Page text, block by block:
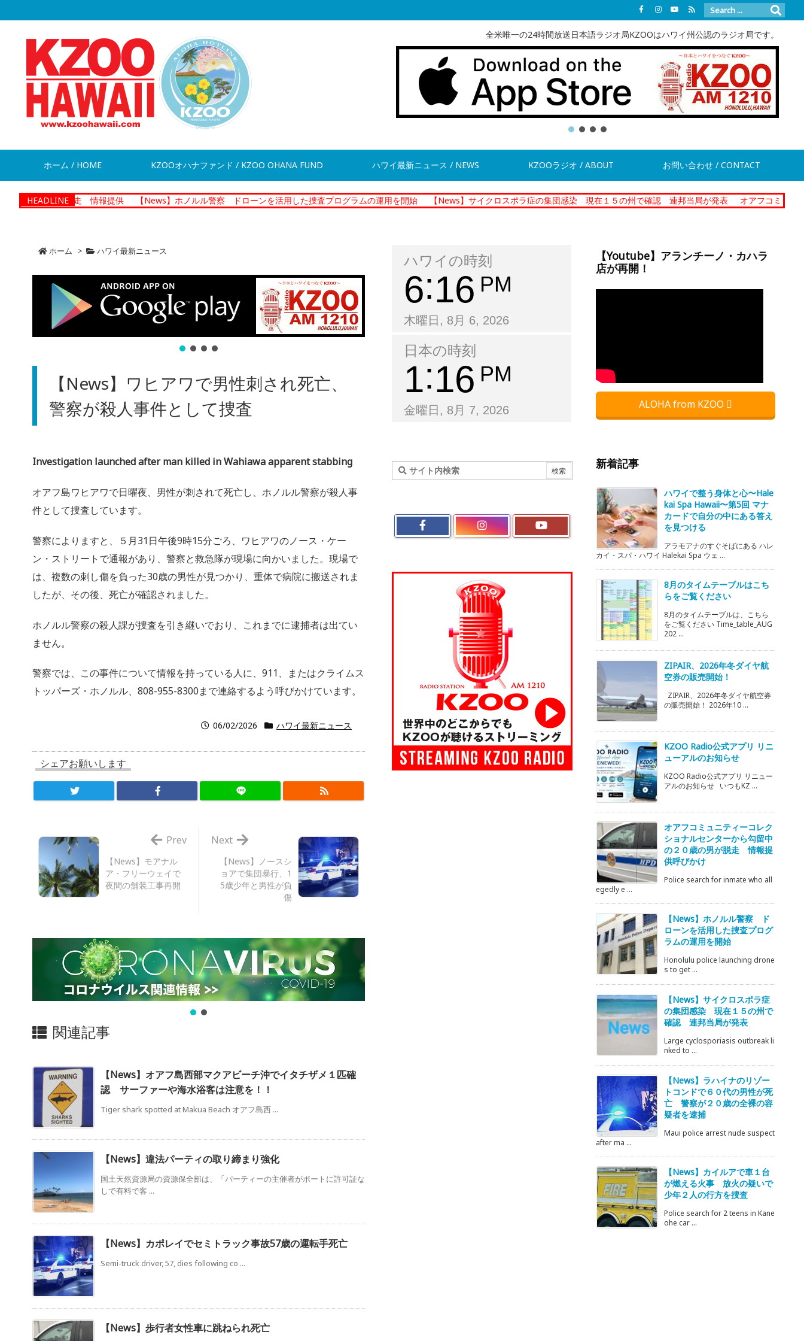
全米唯一の24時間放送日本語ラジオ局KZOOはハワイ州公認のラジオ局です。
ホーム / HOME KZOOオハナファンド / KZOO OHANA FUND ハワイ最新ニュース / NEWS KZOOラジオ / ABOUT お問い合わせ / CONTACT
HEADLINE
が脱走 情報提供 【News】ホノルル警察 ドローンを活用した捜査プログラムの運用を開始 【News】サイクロスポラ症の集団感染 現在１５の州で確認 連邦当局が発表 オアフコミュニティーコレク
ホーム > ハワイ最新ニュース
【News】ワヒアワで男性刺され死亡、
警察が殺人事件として捜査
Investigation launched after man killed in Wahiawa apparent stabbing
オアフ島ワヒアワで日曜夜、男性が刺されて死亡し、ホノルル警察が殺人事
件として捜査しています。
警察によりますと、５月31日午後9時15分ごろ、ワヒアワのノース・ケー
ン・ストリートで通報があり、警察と救急隊が現場に向かいました。現場で
は、複数の刺し傷を負った30歳の男性が見つかり、重体で病院に搬送されま
したが、その後、死亡が確認されました。
ホノルル警察の殺人課が捜査を引き継いでおり、これまでに逮捕者は出てい
ません。
警察では、この事件について情報を持っている人に、911、またはクライムス
トッパーズ・ホノルル、808-955-8300まで連絡するよう呼びかけています。
06/02/2026 ハワイ最新ニュース
シェアお願いします
【News】ノースシ
ョアで集団暴行、1
5歳少年と男性が負
傷
Next
【News】モアナル
ア・フリーウェイで
夜間の舗装工事再開
Prev
関連記事
【News】オアフ島西部マクアビーチ沖でイタチザメ１匹確
認 サーファーや海水浴客は注意を！！
Tiger shark spotted at Makua Beach オアフ島西 ...
【News】違法パーティの取り締まり強化
国土天然資源局の資源保全部は、「パーティーの主催者がボートに許可証な
しで有料で客 ...
【News】カポレイでセミトラック事故57歳の運転手死亡
Semi-truck driver, 57, dies following co ...
【News】歩行者女性車に跳ねられ死亡
ハワイの時刻
6 16 PM
木曜日, 8月 6, 2026
日本の時刻
1 16 PM
金曜日, 8月 7, 2026
【Youtube】アランチーノ・カハラ
店が再開！
ALOHA from KZOO
新着記事
ハワイで整う身体と心〜Hale
kai Spa Hawaii〜第5回 マナ
カードで自分の中にある答え
を見つける
アラモアナのすぐそばにある ハレ
カイ・スパ・ハワイ Halekai Spa ウェ ...
8月のタイムテーブルはこち
らをご覧ください
8月のタイムテーブルは、こちら
をご覧ください Time_table_AUG
202 ...
ZIPAIR、2026年冬ダイヤ航
空券の販売開始！
ZIPAIR、2026年冬ダイヤ航空券
の販売開始！ 2026年10 ...
KZOO Radio公式アプリ リニ
ューアルのお知らせ
KZOO Radio公式アプリ リニュー
アルのお知らせ いつもKZ ...
オアフコミュニティーコレク
ショナルセンターから勾留中
の２０歳の男が脱走 情報提
供呼びかけ
Police search for inmate who all
egedly e ...
【News】ホノルル警察 ド
ローンを活用した捜査プログ
ラムの運用を開始
Honolulu police launching drone
s to get ...
【News】サイクロスポラ症
の集団感染 現在１５の州で
確認 連邦当局が発表
Large cyclosporiasis outbreak li
nked to ...
【News】ラハイナのリゾー
トコンドで６０代の男性が死
亡 警察が２０歳の全裸の容
疑者を逮捕
Maui police arrest nude suspect
after ma ...
【News】カイルアで車１台
が燃える火事 放火の疑いで
少年２人の行方を捜査
Police search for 2 teens in Kane
ohe car ...